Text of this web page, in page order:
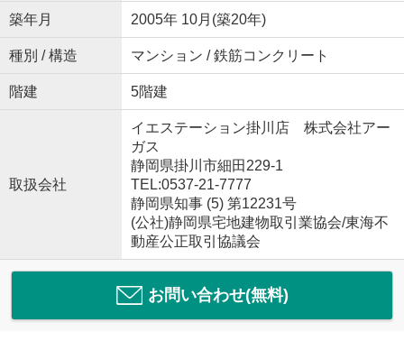
築年月 2005年 10月(築20年)
種別 / 構造 マンション / 鉄筋コンクリート
階建 5階建
取扱会社
イエステーション掛川店 株式会社アー
ガス
静岡県掛川市細田229-1
TEL:0537-21-7777
静岡県知事 (5) 第12231号
(公社)静岡県宅地建物取引業協会/東海不
動産公正取引協議会
お問い合わせ(無料)